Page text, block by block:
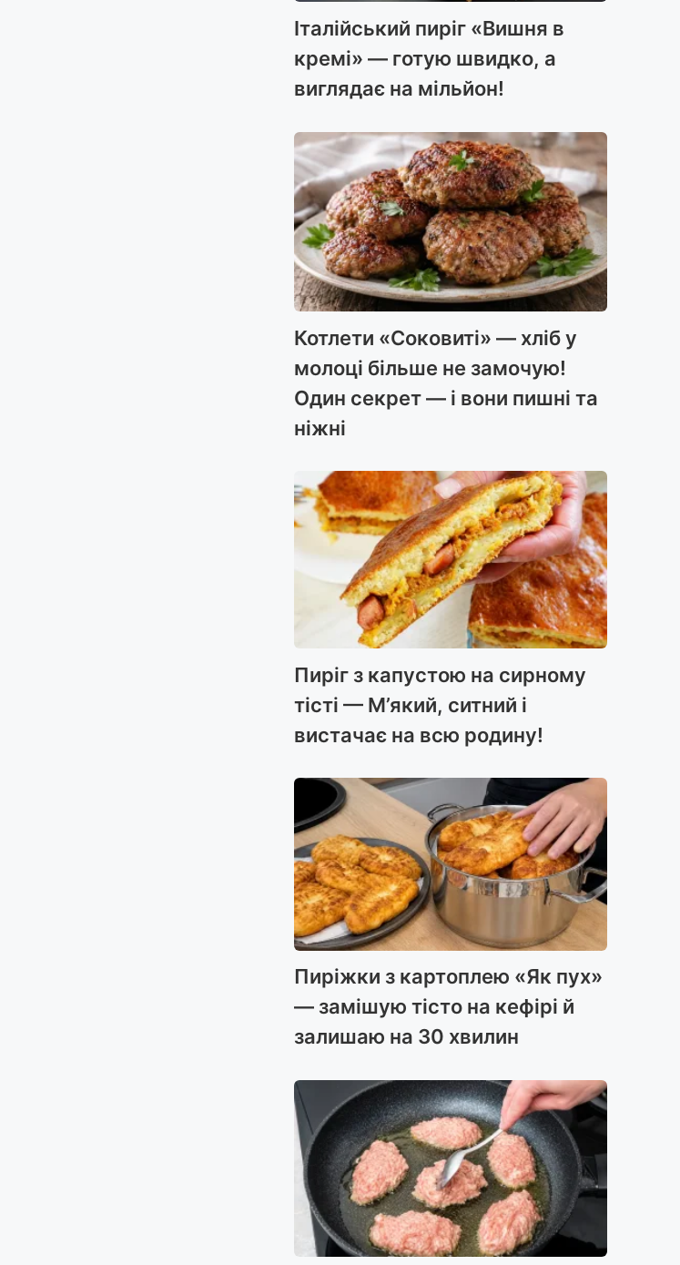
Італійський пиріг «Вишня в
кремі» — готую швидко, а
виглядає на мільйон!
Котлети «Соковиті» — хліб у
молоці більше не замочую!
Один секрет — і вони пишні та
ніжні
Пиріг з капустою на сирному
тісті — М’який, ситний і
вистачає на всю родину!
Пиріжки з картоплею «Як пух»
— замішую тісто на кефірі й
залишаю на 30 хвилин